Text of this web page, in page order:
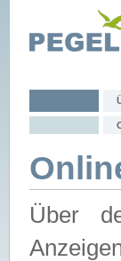
Über